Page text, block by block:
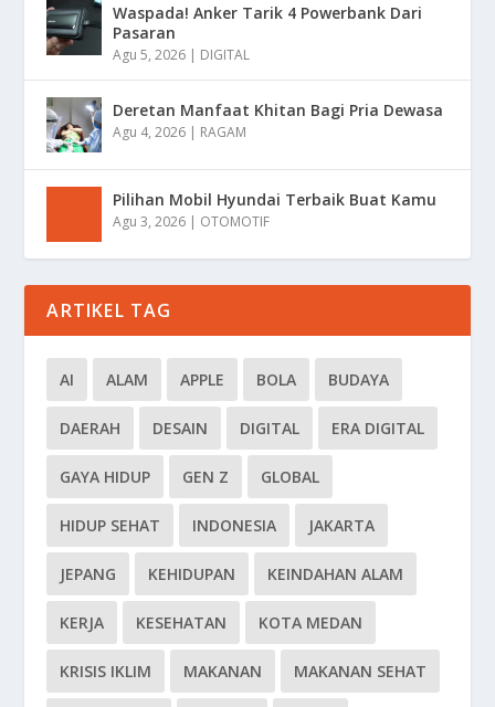
Waspada! Anker Tarik 4 Powerbank Dari
Pasaran
Agu 5, 2026 | DIGITAL
Deretan Manfaat Khitan Bagi Pria Dewasa
Agu 4, 2026 | RAGAM
Pilihan Mobil Hyundai Terbaik Buat Kamu
Agu 3, 2026 | OTOMOTIF
ARTIKEL TAG
AI ALAM APPLE BOLA BUDAYA
DAERAH DESAIN DIGITAL ERA DIGITAL
GAYA HIDUP GEN Z GLOBAL
HIDUP SEHAT INDONESIA JAKARTA
JEPANG KEHIDUPAN KEINDAHAN ALAM
KERJA KESEHATAN KOTA MEDAN
KRISIS IKLIM MAKANAN MAKANAN SEHAT